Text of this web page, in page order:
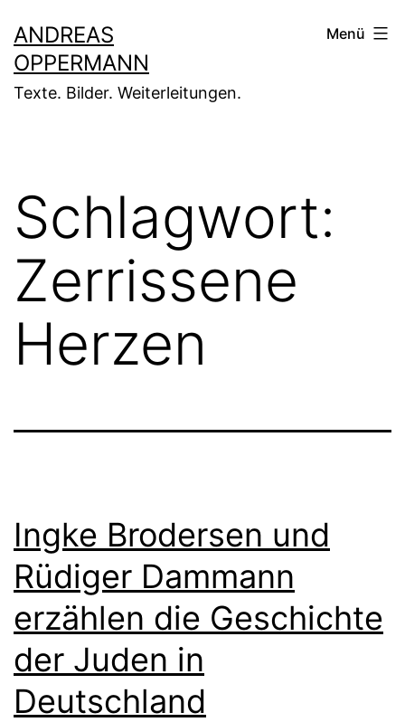
Inhalt
springen
ANDREAS
OPPERMANN
Texte. Bilder. Weiterleitungen.
Menü
Schlagwort:
Zerrissene
Herzen
Ingke Brodersen und
Rüdiger Dammann
erzählen die Geschichte
der Juden in
Deutschland